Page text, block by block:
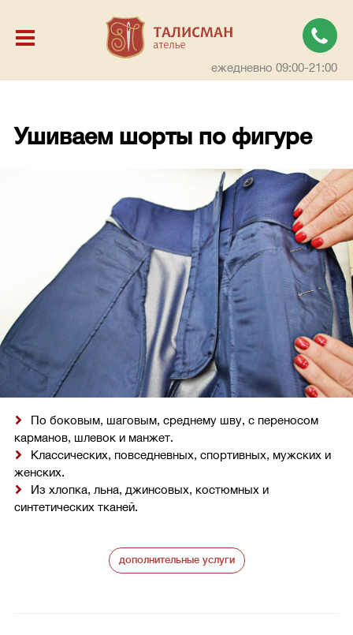
ежедневно 09:00-21:00
Ушиваем шорты по фигуре
По боковым, шаговым, среднему шву, с переносом
карманов, шлевок и манжет.
Классических, повседневных, спортивных, мужских и
женских.
Из хлопка, льна, джинсовых, костюмных и
синтетических тканей.
дополнительные услуги